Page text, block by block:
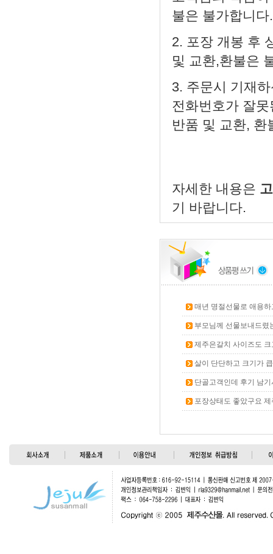
불은 불가합니다.
2. 포장 개봉 후
및 교환,환불은
3. 주문시 기재
전화번호가 잘
반품 및 교환, 환
자세한 내용은
기 바랍니다.
매년 명절선물로 애용
부모님께 선물보내드렸
제주은갈치 사이즈도
살이 단단하고 크기가
단골고객인데 후기 남
포장상태도 좋았구요